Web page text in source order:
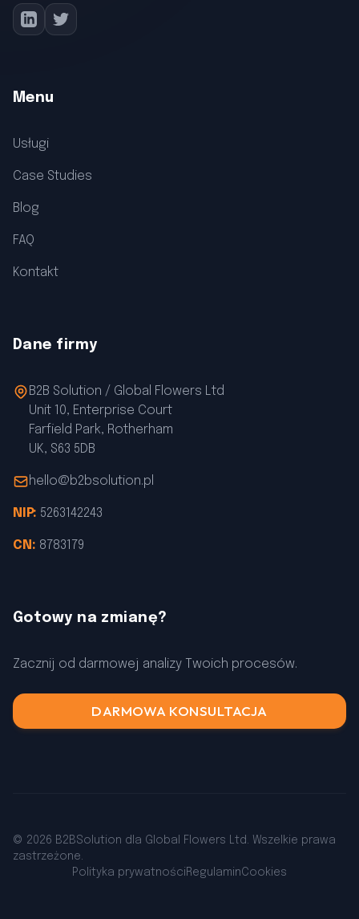
Menu
Usługi
Case Studies
Blog
FAQ
Kontakt
Dane firmy
B2B Solution / Global Flowers Ltd
Unit 10, Enterprise Court
Farfield Park, Rotherham
UK, S63 5DB
hello@b2bsolution.pl
NIP: 5263142243
CN: 8783179
Gotowy na zmianę?
Zacznij od darmowej analizy Twoich procesów.
DARMOWA KONSULTACJA
© 2026 B2BSolution dla Global Flowers Ltd. Wszelkie prawa
zastrzeżone.
Polityka prywatności RegulaminCookies